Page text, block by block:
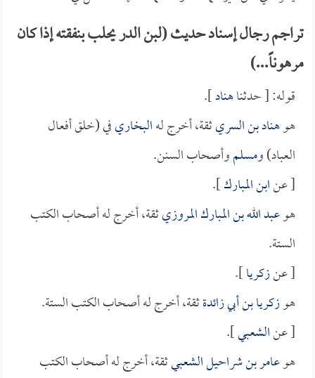
تراجم رجال إسناد حديث (لبن الدر يحلب بنفقته إذا كان
مرهوناً...)
قوله: [ حدثناهناد].
هوهناد بن السريثقة، أخرج لهالبخاريفي (خلق أفعال
العباد) ومسلموأصحاب السنن.
[ عنابن المبارك].
هوعبد الله بن المبارك المروزيثقة، أخرج له أصحاب الكتب
الستة.
[ عنزكريا].
هوزكريا بن أبي زائدةثقة، أخرج له أصحاب الكتب الستة.
[ عنالشعبي].
هوعامر بن شراحيل الشعبيثقة، أخرج له أصحاب الكتب